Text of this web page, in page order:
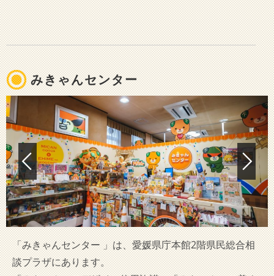
みきゃんセンター
「みきゃんセンター 」は、愛媛県庁本館2階県民総合相
談プラザにあります。